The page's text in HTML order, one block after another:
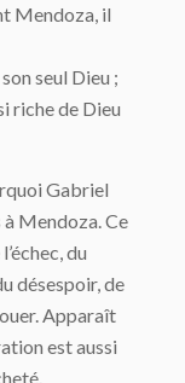
Mendoza, il
seul Dieu ;
riche de Dieu
Gabriel
Mendoza. Ce
du
désespoir, de
Apparaît
est aussi